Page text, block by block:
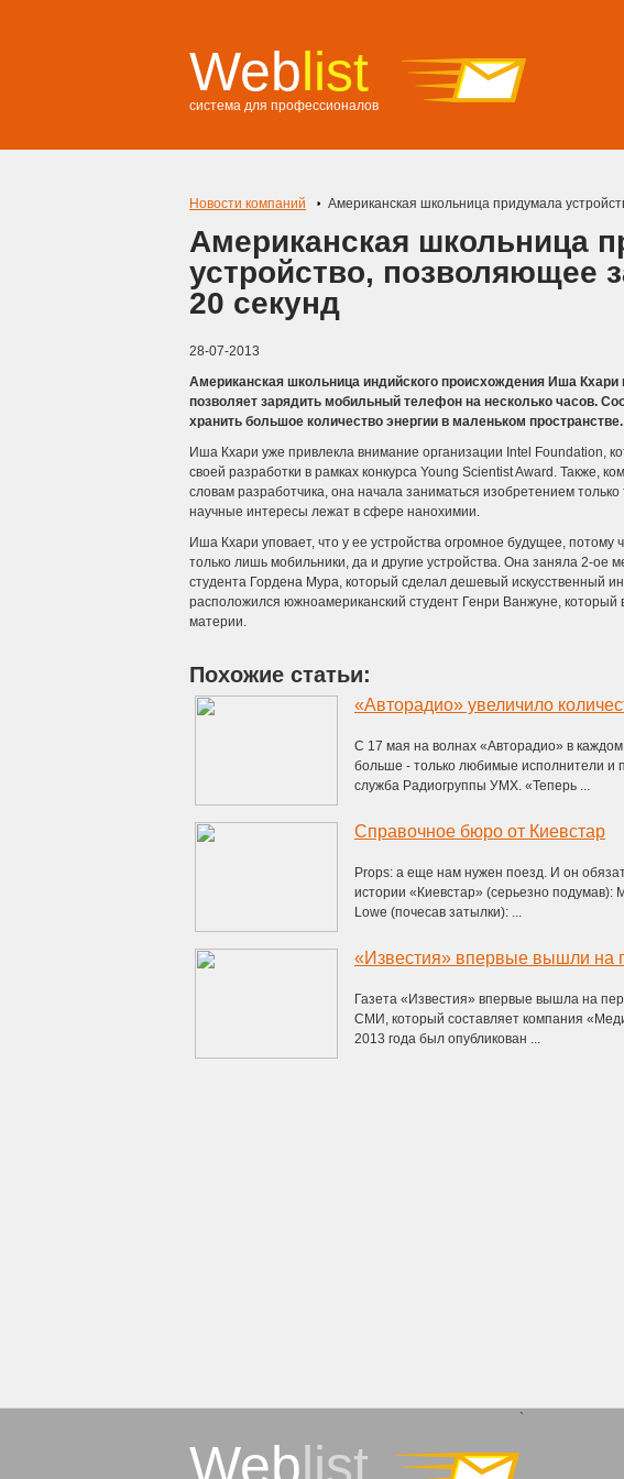
Weblist
система для профессионалов
Новости компаний Американская школьница придумала
Американская школьница
устройство, позволяющее
20 секунд
28-07-2013
Американская школьница индийского происхождения Иша Кхари
позволяет зарядить мобильный телефон на несколько часов.
хранить большое количество энергии в маленьком пространстве.
Иша Кхари уже привлекла внимание организации Intel Foundation,
своей разработки в рамках конкурса Young Scientist Award. Также,
словам разработчика, она начала заниматься изобретением
научные интересы лежат в сфере нанохимии.
Иша Кхари уповает, что у ее устройства огромное будущее,
только лишь мобильники, да и другие устройства. Она заняла 2-ое
студента Гордена Мура, который сделал дешевый искусственный
расположился южноамериканский студент Генри Ванжуне,
материи.
Похожие статьи:
«Авторадио» увеличило
С 17 мая на волнах «Авторадио» в
больше - только любимые исполнители и
служба Радиогруппы УМХ. «Теперь ...
Справочное бюро от Киевстар
Props: а еще нам нужен поезд. И он
истории «Киевстар» (серьезно
Lowe (почесав затылки): ...
Газета «Известия» впервые вышла на
СМИ, который составляет компания
2013 года был опубликован ...
Weblist
`